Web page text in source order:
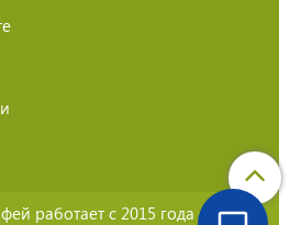
работает с 2015 года